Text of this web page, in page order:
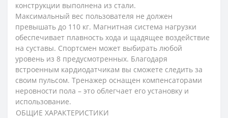
конструкции выполнена из стали.
Максимальный вес пользователя не должен
превышать до 110 кг. Магнитная система нагрузки
обеспечивает плавность хода и щадящее воздействие
на суставы. Спортсмен может выбирать любой
уровень из 8 предусмотренных. Благодаря
встроенным кардиодатчикам вы сможете следить за
своим пульсом. Тренажер оснащен компенсаторами
неровности пола – это облегчает его установку и
использование.
ОБЩИЕ ХАРАКТЕРИСТИКИ